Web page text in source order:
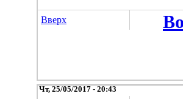
Вверх
Чт, 25/05/2017 - 20:43